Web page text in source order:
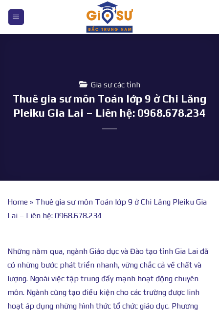
nội
Gia sư các tỉnh
Thuê gia sư môn Toán lớp 9 ở Chi Lăng
Pleiku Gia Lai – Liên hệ: 0968.678.234
Home » Thuê gia sư môn Toán lớp 9 ở Chi Lăng Pleiku Gia
Lai – Liên hệ: 0968.678.234
Những năm qua, ngành Giáo dục và Đào tạo tỉnh Gia Lai đã
có những bước phát triển nhanh, vững chắc cả về chất và
lượng. Ngoài việc tập trung đẩy mạnh hoạt động chuyên
môn. Ngành cũng tạo điều kiện cho các trường được linh
hoạt áp dụng những hình thức tổ chức giáo dục. Phương